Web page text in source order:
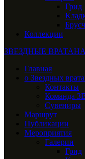
Грид
Коллекции
ЗВЕЗДНЫЕ ВРАТА
Главная
о Звездных
Контакты
Команда
Сувениры
Маршрут
Публикации
Мероприятия
Галерии
Грид